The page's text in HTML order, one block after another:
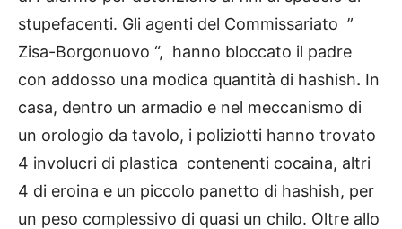
stupefacenti. Gli agenti del Commissariato ”
Zisa-Borgonuovo “, hanno bloccato il padre
con addosso una modica quantità di hashish. In
casa, dentro un armadio e nel meccanismo di
un orologio da tavolo, i poliziotti hanno trovato
4 involucri di plastica contenenti cocaina, altri
4 di eroina e un piccolo panetto di hashish, per
un peso complessivo di quasi un chilo. Oltre allo